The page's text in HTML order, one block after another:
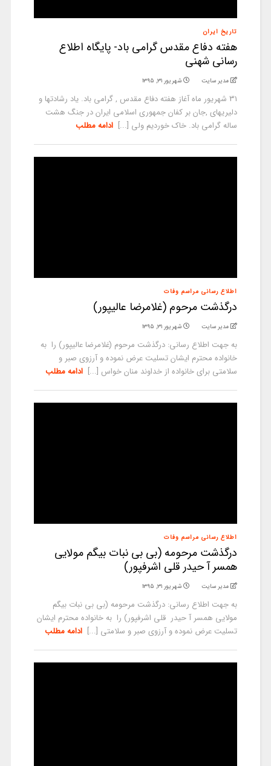
تاریخ ایران
هفته دفاع مقدس گرامی باد- پایگاه اطلاع
رسانی شهنی
مدیر سایت شهریور ۳۱, ۱۳۹۵
31 شهریور ماه آغاز هفته دفاع مقدس , گرامی باد. یاد رشادتها و
دلیریهای ,جان بر کفان جمهوری اسلامی ایران در جنگ هشت
ساله گرامی باد. خاک خوردیم ولی [...] ادامه مطلب
اطلاع رسانی مراسم وفات
درگذشت مرحوم (غلامرضا عالیپور)
مدیر سایت شهریور ۳۱, ۱۳۹۵
به جهت اطلاع رسانی: درگذشت مرحوم (غلامرضا عالیپور) را به
خانواده محترم ایشان تسلیت عرض نموده و آرزوی صبر و
سلامتی برای خانواده از خداوند منان خواس [...] ادامه مطلب
اطلاع رسانی مراسم وفات
درگذشت مرحومه (بی بی نبات بیگم مولایی
همسر آ حیدر قلی اشرفپور)
مدیر سایت شهریور ۳۱, ۱۳۹۵
به جهت اطلاع رسانی: درگذشت مرحومه (بی بی نبات بیگم
مولایی همسر آ حیدر قلی اشرفپور) را به خانواده محترم ایشان
تسلیت عرض نموده و آرزوی صبر و سلامتی [...] ادامه مطلب